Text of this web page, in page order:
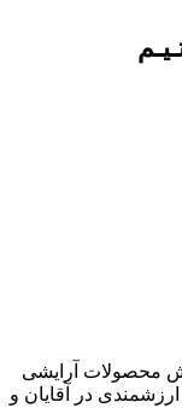
محصولات آرایشی
در آقایان و